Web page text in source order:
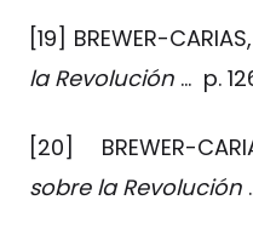
[19] BREWER-
la Revolución … p.
[20] BREWER-
sobre la Revolución